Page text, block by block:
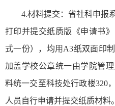
4.材料提交： 省社科申报
打印并提交纸质版《申请书》
式一份）
， 均用 A3纸双面印
加盖学校公章统一由学院管
料统一交至科技处行政楼320
人员自行申请并提交纸质材料。